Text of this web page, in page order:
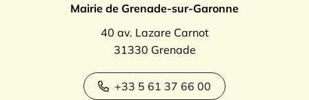
Mairie de Grenade-sur-Garonne
40 av. Lazare Carnot
31330 Grenade
+33 5 61 37 66 00